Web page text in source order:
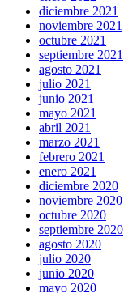
diciembre 2021
noviembre 2021
octubre 2021
septiembre 2021
agosto 2021
julio 2021
junio 2021
mayo 2021
abril 2021
marzo 2021
febrero 2021
enero 2021
diciembre 2020
noviembre 2020
octubre 2020
septiembre 2020
agosto 2020
julio 2020
junio 2020
mayo 2020